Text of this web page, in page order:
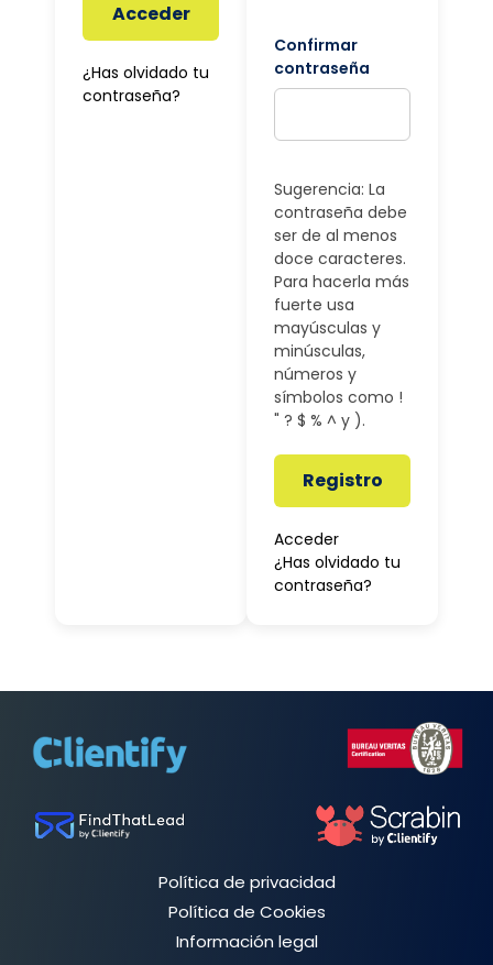
Acceder
¿Has olvidado tu
contraseña?
Confirmar
contraseña
Sugerencia: La
contraseña debe
ser de al menos
doce caracteres.
Para hacerla más
fuerte usa
mayúsculas y
minúsculas,
números y
símbolos como !
" ? $ % ^ y ).
Registro
Acceder
¿Has olvidado tu
contraseña?
Política de privacidad
Política de Cookies
Información legal